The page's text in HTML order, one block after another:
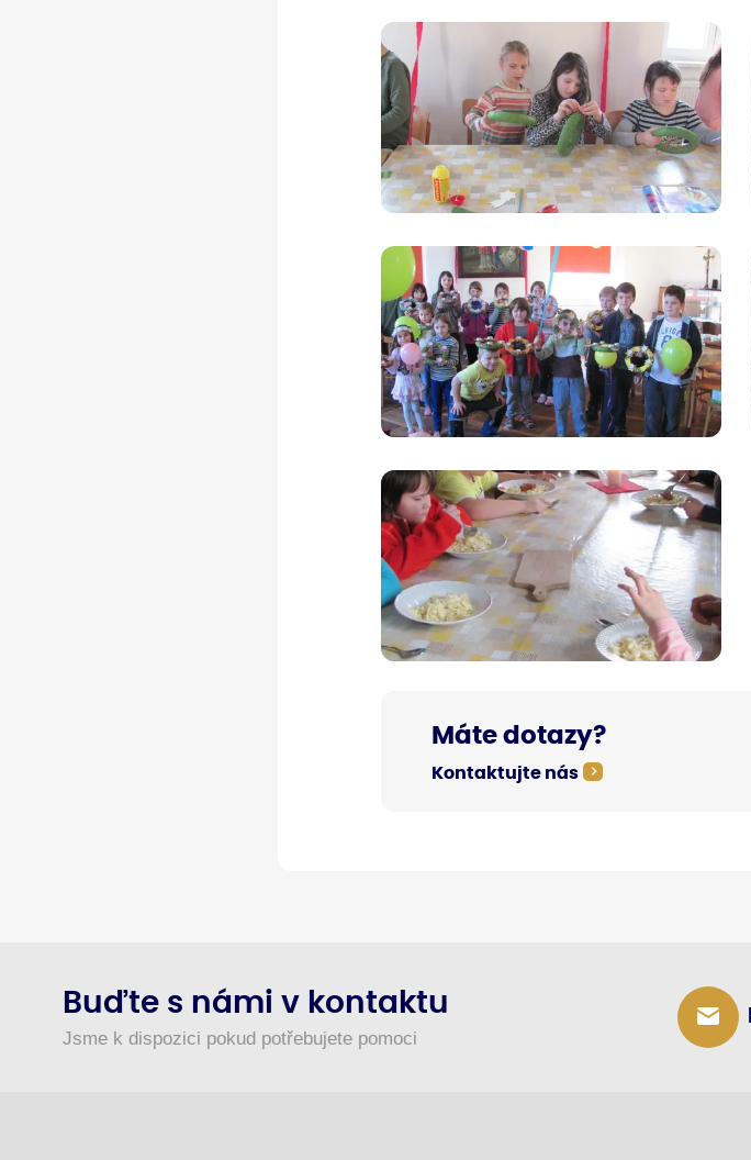
Máte dotazy?
Kontaktujte nás
Buďte s námi v kontaktu
Jsme k dispozici pokud potřebujete pomoci